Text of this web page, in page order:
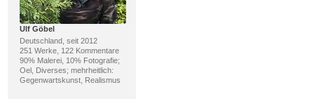
Ulf Göbel
Deutschland, seit 2012
251 Werke, 122 Kommentare
90% Malerei, 10% Fotografie;
Oel, Diverses; mehrheitlich:
Gegenwartskunst, Realismus